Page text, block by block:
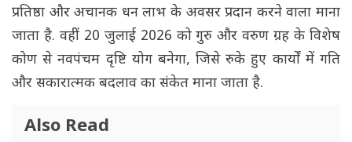
प्रतिष्ठा और अचानक धन लाभ के अवसर प्रदान करने वाला माना
जाता है. वहीं 20 जुलाई 2026 को गुरु और वरुण ग्रह के विशेष
कोण से नवपंचम दृष्टि योग बनेगा, जिसे रुके हुए कार्यों में गति
और सकारात्मक बदलाव का संकेत माना जाता है.
Also Read